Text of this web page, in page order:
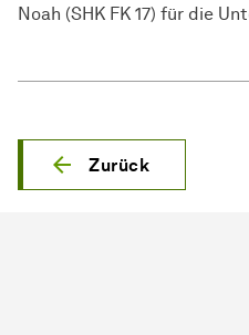
Noah (SHK FK 17) für die
Zurück